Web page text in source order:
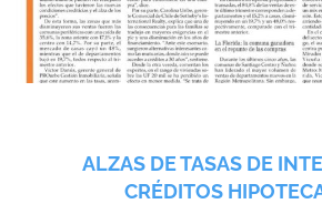
ALZAS DE TASAS DE
CRÉDITOS